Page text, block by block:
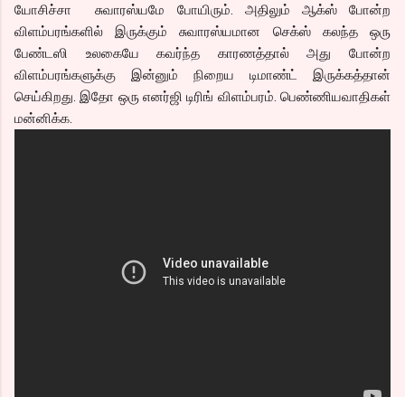
யோசிச்சா சுவாரஸ்யமே போயிரும். அதிலும் ஆக்ஸ் போன்ற
விளம்பரங்களில் இருக்கும் சுவாரஸ்யமான செக்ஸ் கலந்த ஒரு
பேண்டஸி உலகையே கவர்ந்த காரணத்தால் அது போன்ற
விளம்பரங்களுக்கு இன்னும் நிறைய டிமாண்ட் இருக்கத்தான்
செய்கிறது. இதோ ஒரு எனர்ஜி டிரிங் விளம்பரம். பெண்ணியவாதிகள்
மன்னிக்க.